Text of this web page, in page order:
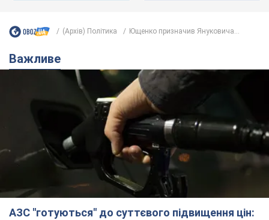
(Архів) Політика Ющенко призначив Януковича...
Важливе
АЗС "готуються" до суттєвого підвищення цін: